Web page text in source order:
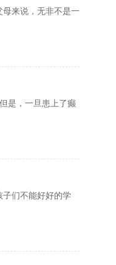
来说，无非不是一
是，一旦患上了癫
子们不能好好的学